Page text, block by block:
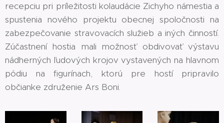
recepciu pri príležitosti kolaudácie Zichyho námestia a
spustenia nového projektu obecnej spoločnosti na
zabezpečovanie stravovacích služieb a iných činností.
Zúčastnení hostia mali možnosť obdivovať výstavu
nádherných ľudových krojov vystavených na hlavnom
pódiu na figurínach, ktorú pre hostí pripravilo
občianke združenie Ars Boni.